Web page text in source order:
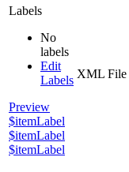
Labels
No
labels
Edit
Labels
Preview
$itemLabel
$itemLabel
$itemLabel
XML File